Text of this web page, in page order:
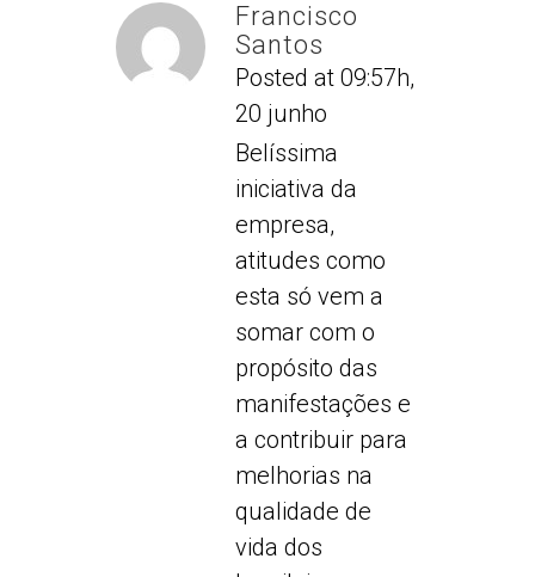
Francisco
Santos
Posted at 09:57h,
20 junho
Belíssima
iniciativa da
empresa,
atitudes como
esta só vem a
somar com o
propósito das
manifestações e
a contribuir para
melhorias na
qualidade de
vida dos